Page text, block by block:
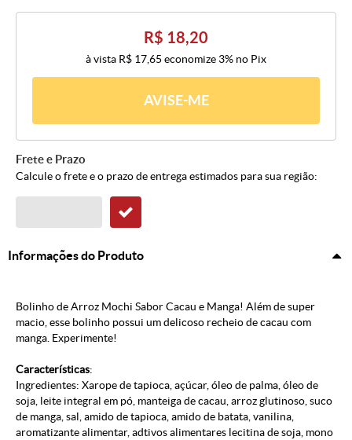
R$ 18,20
à vista R$ 17,65 economize 3% no Pix
AVISE-ME
Frete e Prazo
Calcule o frete e o prazo de entrega estimados para sua região:
Informações do Produto
Bolinho de Arroz Mochi Sabor Cacau e Manga! Além de super
macio, esse bolinho possui um delicoso recheio de cacau com
manga. Experimente!
Características:
Ingredientes: Xarope de tapioca, açúcar, óleo de palma, óleo de
soja, leite integral em pó, manteiga de cacau, arroz glutinoso, suco
de manga, sal, amido de tapioca, amido de batata, vanilina,
aromatizante alimentar, adtivos alimentares lecitina de soja, mono